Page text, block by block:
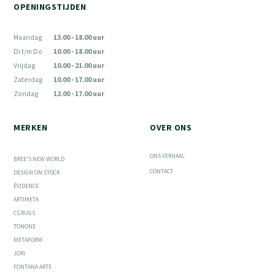
OPENINGSTIJDEN
Maandag
Di t/m Do
Vrijdag
Zaterdag
Zondag
13.00 - 18.00 uur
10.00 - 18.00 uur
10.00 - 21.00 uur
10.00 - 17.00 uur
12.00 - 17.00 uur
MERKEN
BREE'S NEW WORLD
DESIGN ON STOCK
ÉVIDENCE
ARTIMETA
CS RUGS
TONONE
METAFORM
JORI
FONTANA ARTE
OVER ONS
ONS VERHAAL
CONTACT